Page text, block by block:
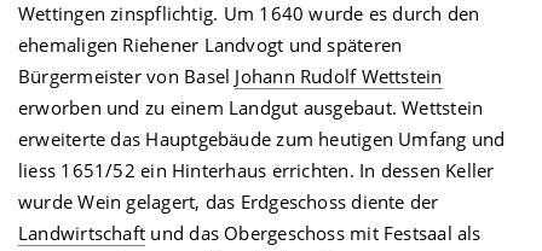
Wettingen zinspflichtig. Um 1640 wurde es durch den
ehemaligen Riehener Landvogt und späteren
Bürgermeister von Basel Johann Rudolf Wettstein
erworben und zu einem Landgut ausgebaut. Wettstein
erweiterte das Hauptgebäude zum heutigen Umfang und
liess 1651/52 ein Hinterhaus errichten. In dessen Keller
wurde Wein gelagert, das Erdgeschoss diente der
Landwirtschaft und das Obergeschoss mit Festsaal als